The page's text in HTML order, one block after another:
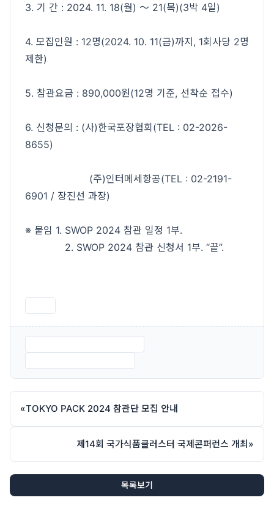
3. 기 간 : 2024. 11. 18(월) ～ 21(목)(3박 4일)
4. 모집인원 : 12명(2024. 10. 11(금)까지, 1회사당 2명
제한)
5. 참관요금 : 890,000원(12명 기준, 선착순 접수)
6. 신청문의 : (사)한국포장협회(TEL : 02-2026-
8655)
(주)인터메세항공(TEL : 02-2191-
6901 / 장진선 과장)
※ 붙임 1. SWOP 2024 참관 일정 1부.
2. SWOP 2024 참관 신청서 1부. “끝”.
«TOKYO PACK 2024 참관단 모집 안내
제14회 국가식품클러스터 국제콘퍼런스 개최»
목록보기